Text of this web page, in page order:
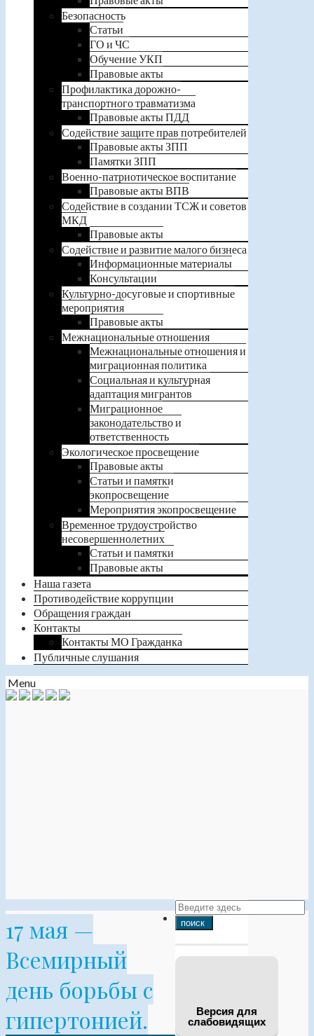
Безопасность
Статьи
ГО и ЧС
Обучение УКП
Правовые акты
Профилактика дорожно-
транспортного травматизма
Правовые акты ПДД
Содействие защите прав потребителей
Правовые акты ЗПП
Памятки ЗПП
Военно-патриотическое воспитание
Правовые акты ВПВ
Содействие в создании ТСЖ и советов
МКД
Правовые акты
Содействие и развитие малого бизнеса
Информационные материалы
Консультации
Культурно-досуговые и спортивные
мероприятия
Правовые акты
Межнациональные отношения
Межнациональные отношения и
миграционная политика
Социальная и культурная
адаптация мигрантов
Миграционное
законодательство и
ответственность
Экологическое просвещение
Правовые акты
Статьи и памятки
экопросвещение
Мероприятия экопросвещение
Временное трудоустройство
несовершеннолетних
Статьи и памятки
Правовые акты
Наша газета
Противодействие коррупции
Обращения граждан
Контакты
Контакты МО Гражданка
Публичные слушания
Menu
Версия для
слабовидящих
17 мая —
Всемирный
день борьбы с
гипертонией.